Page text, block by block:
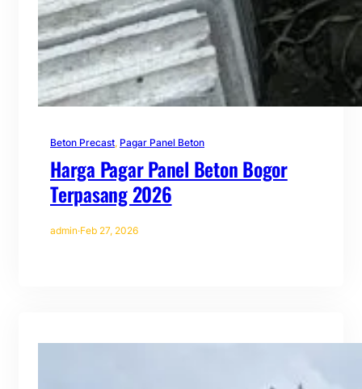
Beton Precast, Pagar Panel Beton
Harga Pagar Panel Beton Bogor
Terpasang 2026
admin·Feb 27, 2026